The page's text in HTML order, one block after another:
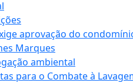
aprovação do
Marques
ambiental
para o Combate à